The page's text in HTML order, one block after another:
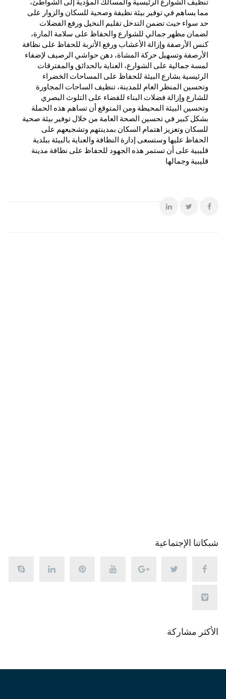
مما يساهم في توفير بيئة نظيفة وصحية للسكان والزوار على
حد سواء حيث تضمن التدخل تقليم النخيل ورفع الفضلات
لضمان مظهر جمالي للشوارع والحفاظ على سلامة المارة،
كنس الأرصفة وإزالة الأعشاب ورفع الأتربة للحفاظ على نظافة
الأرصفة وتسهيل حركة المشاة، دهن حواشي الرصيف لإضفاء
لمسة جمالية على الشوارع، العناية بالحدائق والمفترقات
الرئيسية بشارع البيئة للحفاظ على المساحات الخضراء
وتحسين المنظر العام للمدينة، تنظيف الساحات المجاورة
للشارع وإزالة فضلات البناء للقضاء على التلوث البصري
وتحسين البيئة المحيطة ومن المتوقع أن تساهم هذه الحملة
بشكل كبير في تحسين الصحة العامة من خلال توفير بيئة صحية
للسكان وتعزيز اهتمام السكان بمدينتهم وتشجيعهم على
الحفاظ عليها وستسعى إدارة النظافة والعناية بالبيئة ببلدية
قليبية على أن تستمر هذه الجهود للحفاظ على نظافة مدينة
قليبية وجمالها
شبكاتنا الإجتماعية
الأكثر مشاركة